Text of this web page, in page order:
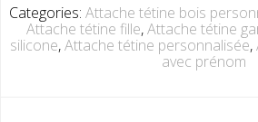
Categories: Attache tétine bois
Attache tétine fille,Attache tétine
silicone,Attache tétine personnalisée,
avec prénom